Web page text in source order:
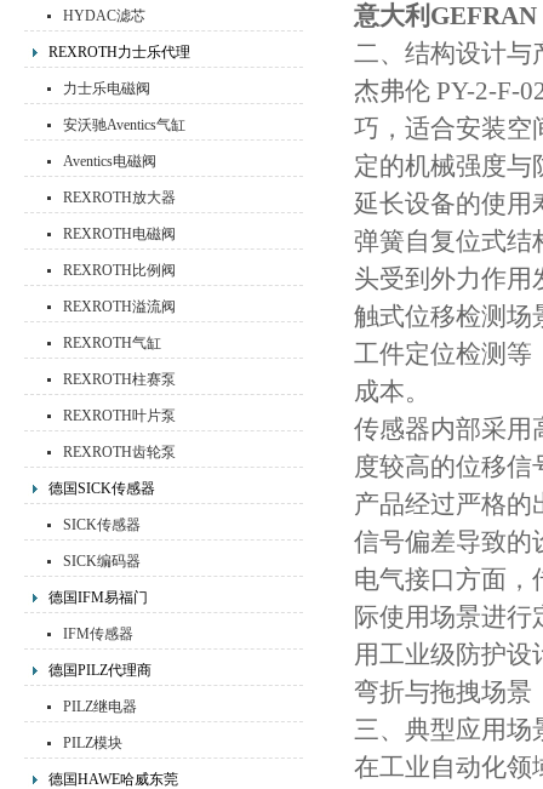
HYDAC滤芯
REXROTH力士乐代理
力士乐电磁阀
安沃驰Aventics气缸
Aventics电磁阀
REXROTH放大器
REXROTH电磁阀
REXROTH比例阀
REXROTH溢流阀
REXROTH气缸
REXROTH柱赛泵
REXROTH叶片泵
REXROTH齿轮泵
德国SICK传感器
SICK传感器
SICK编码器
德国IFM易福门
IFM传感器
德国PILZ代理商
PILZ继电器
PILZ模块
德国HAWE哈威东莞
意大利
二、结构设计与
杰弗伦 PY-2-F-
巧，适合安装空
定的机械强度与
延长设备的使用
弹簧自复位式结
头受到外力作用
触式位移检测场
工件定位检测等
成本。
传感器内部采用
度较高的位移
产品经过严格
信号偏差导致的
电气接口方面，
际使用场景进行
用工业级防护
弯折与拖拽场景
三、典型应用场
在工业自动化领